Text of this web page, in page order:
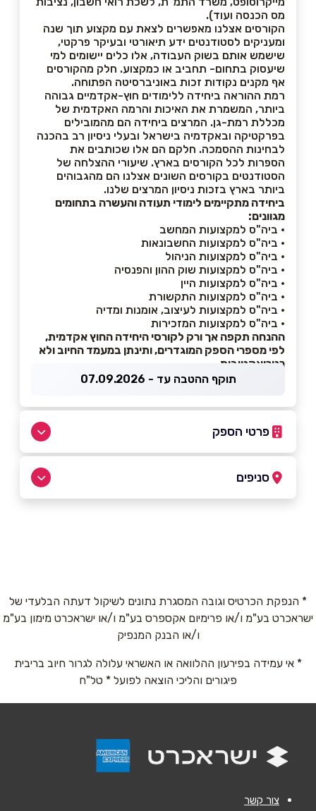
מס הכנסה ועוד).
הקורסים אצלנו מאפשרים לצאת עם מקצוע תוך שנה
ומעניקים לסטודנטים ידע תיאורטי ובעיקר פרקטי,
שישמש אותם בשוק העבודה, אלו כלים יישומים למי
שיעסוק בתחום- תחביב או כמקצוע. חלק מהקורסים
אף מקנים נקודות זכות באוניברסיטה הפתוחה.
רמת ההוראה ביחידה ללימודים חוץ-אקדמיים גבוהה
ביותר, המשמרת את האיכות והרמה האקדמית של
מכללת רמת-גן. המרצים ביחידה הם מהמובילים
בפרקטיקה ובאקדמיה בישראל ובעלי ניסיון רב בהכנה
לבחינות ההסמכה. חלקם הם אלו שכותבים את
הספרות לכל הקורסים בארץ. שיעורי ההצלחה של
הסטודנטים בקורסים השונים אצלנו הם מהגבוהים
ביותר בארץ בזכות ניסיון המרצים שלנו.
ביחידה מתקיימים לימודי תעודה והעשרה בתחומים
מגוונים:
• ביה"ס למקצועות המחשב
• ביה"ס למקצועות החשבונאות
• ביה"ס למקצועות הניהול
• ביה"ס למקצועות שוק ההון והפנסיה
• ביה"ס למקצועות היין
• ביה"ס למקצועות התקשורת
• ביה"ס למקצועות לעיצוב, אומנות ומדיה
• ביה"ס למקצועות המזכירות
ההנחה תקפה אך ורק לקורסי היחידה החוץ אקדמית,
לפי מספרי הספק המוגדרים, ותינתן במעמד החיוב ולא
רטרואקטיבית.
תוקף ההטבה עד - 07.09.2026
פרטי הספק
אנא חזרו אלי בקשר ל...
סניפים
* הנפקת הכרטיס וגובה המסגרת נתונים לשיקול דעתה הבלעדי של
ישראכרט בע"מ ו/או פרימיום אקספרס בע"מ ו/או ישראכרט מימון בע"מ
ו/או הבנק המנפיק
* אי עמידה בפירעון ההלוואה או האשראי עלולה לגרור חיוב בריבית
פיגורים והליכי הוצאה לפועל * טל"ח
צור קשר